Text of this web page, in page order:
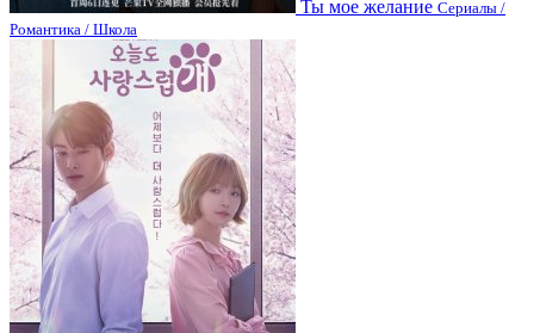
Ты мое желание Сериалы /
Романтика / Школа